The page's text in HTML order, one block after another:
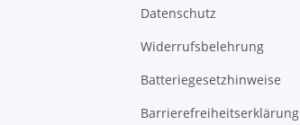
Datenschutz
Widerrufsbelehrung
Batteriegesetzhinweise
Barrierefreiheitserklärung